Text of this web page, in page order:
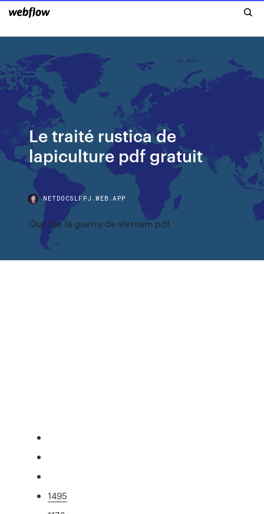
Le traité rustica de
lapiculture pdf gratuit
NETDOCSLFPJ.WEB.APP
Que fue la guerra de vietnam pdf
1495